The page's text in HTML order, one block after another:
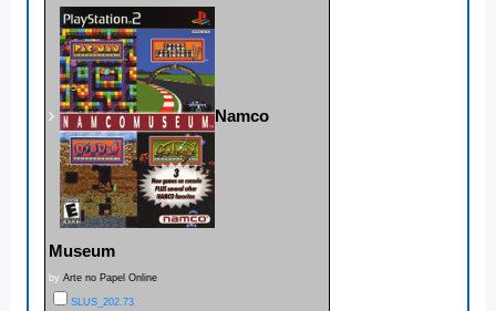
Namco
Museum
by Arte no Papel Online
SLUS_202.73